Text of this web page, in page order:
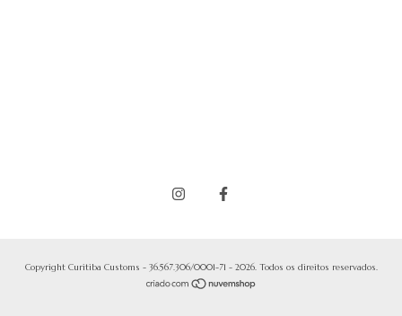
Copyright Curitiba Customs - 36.567.306/0001-71 - 2026. Todos os direitos reservados.